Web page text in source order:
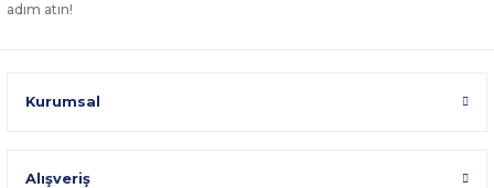
adım atın!
Kurumsal
Alışveriş